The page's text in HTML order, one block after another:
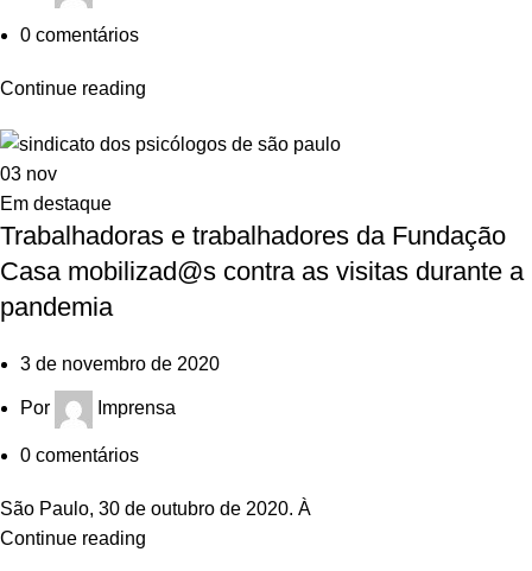
0 comentários
Continue reading
03 nov
Em destaque
Trabalhadoras e trabalhadores da Fundação
Casa mobilizad@s contra as visitas durante a
pandemia
3 de novembro de 2020
Por Imprensa
0 comentários
São Paulo, 30 de outubro de 2020. À
Continue reading